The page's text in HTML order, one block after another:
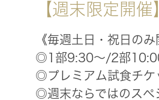
【週末限定開
《毎週土日・祝日の
◎1部9:30～/2部
◎プレミアム試食チケ
◎週末ならではのスペ